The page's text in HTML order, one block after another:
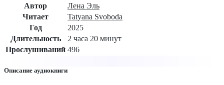
Автор
Лена Эль
Читает
Tatyana Svoboda
Год
2025
Длительность
2 часа 20 минут
Прослушиваний 496
Описание аудиокниги